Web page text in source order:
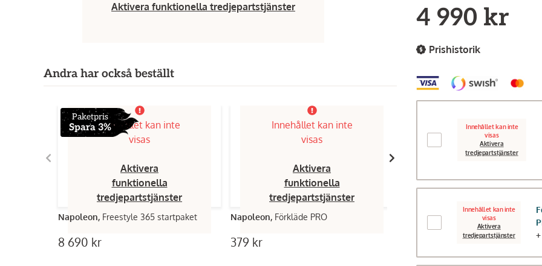
Aktivera funktionella tredjepartstjänster
Andra har också beställt
Paketpris
Spara 3%Innehållet kan inte
visas
Aktivera
funktionella
tredjepartstjänster
Napoleon, Freestyle 365 startpaket
8 690 kr
Innehållet kan inte
visas
Aktivera
funktionella
tredjepartstjänster
Napoleon, Förkläde PRO
379 kr
Innehållet kan inte
visas
funktionella
Napoleon, Stekpanna gjutjärn liten
4 990 kr
Prishistorik
Innehållet kan inte
visas
Aktivera
tredjepartstjänster
Innehållet kan inte
visas
Aktivera
tredjepartstjänster